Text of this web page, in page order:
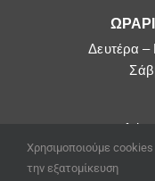
Δευτέρα
Χρησιμοποιούμε cookies
την εξατομίκευση